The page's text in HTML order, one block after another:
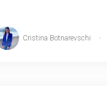
Cristina Botnarevschi